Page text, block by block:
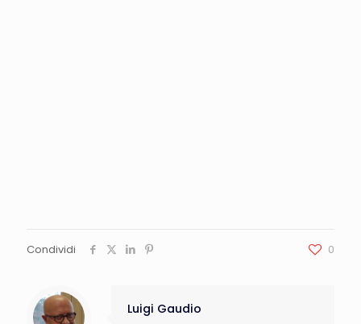
Condividi 0
Luigi Gaudio